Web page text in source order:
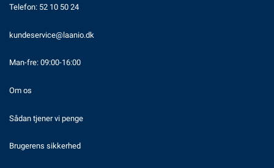
Telefon: 52 10 50 24
kundeservice@laanio.dk
Man-fre: 09:00-16:00
Om os
Sådan tjener vi penge
Brugerens sikkerhed